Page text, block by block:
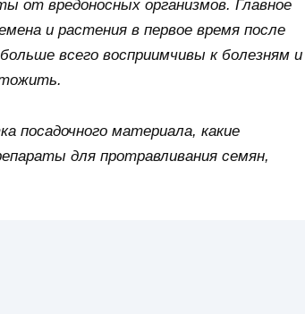
от вредоносных организмов. Главное
и растения в первое время после
всего восприимчивы к болезням и
посадочного материала, какие
для протравливания семян,